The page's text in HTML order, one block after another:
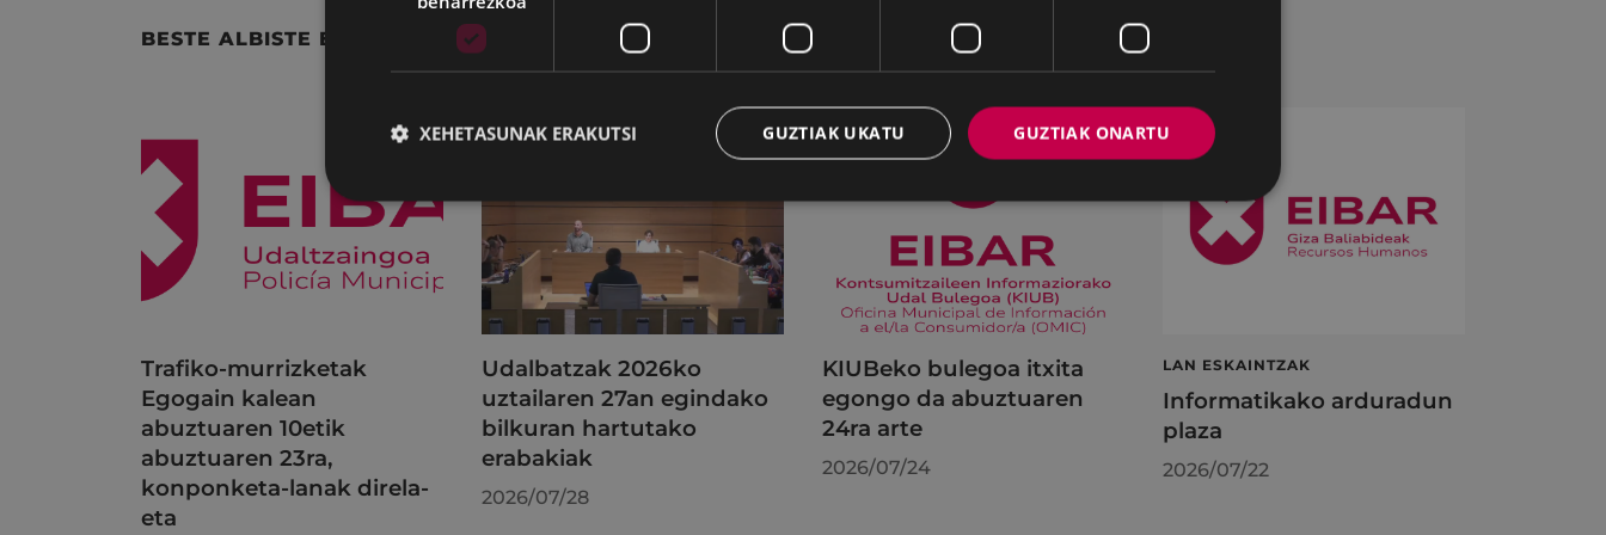
BESTE ALBISTE BATZUK
Trafiko-murrizketak
Egogain kalean
abuztuaren 10etik
abuztuaren 23ra,
konponketa-lanak direla-
eta
Udalbatzak 2026ko
uztailaren 27an egindako
bilkuran hartutako
erabakiak
2026/07/28
KIUBeko bulegoa itxita
egongo da abuztuaren
24ra arte
2026/07/24
LAN ESKAINTZAK
Informatikako arduradun
plaza
2026/07/22
GUZTIAK ONARTU
GUZTIAK UKATU
XEHETASUNAK ERAKUTSI